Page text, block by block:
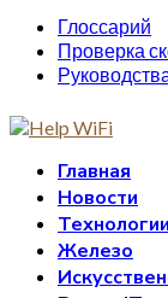
Глоссарий
Проверка
Главная
Новости
Технологии
Железо